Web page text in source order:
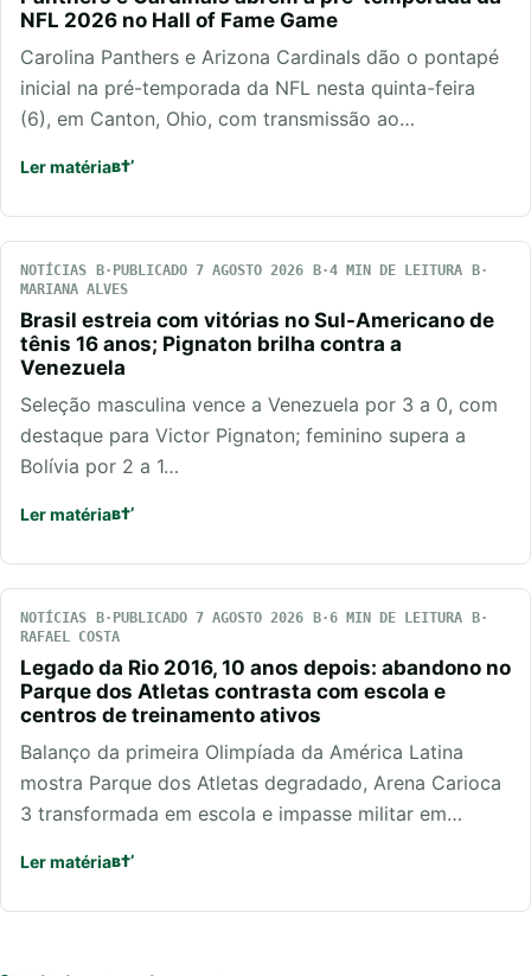
NFL 2026 no Hall of Fame Game
Carolina Panthers e Arizona Cardinals dão o pontapé
inicial na pré-temporada da NFL nesta quinta-feira
(6), em Canton, Ohio, com transmissão ao…
Ler matéria
NOTÍCIAS PUBLICADO 7 AGOSTO 2026
4 MIN DE LEITURA
MARIANA ALVES
Brasil estreia com vitórias no Sul-Americano de
tênis 16 anos; Pignaton brilha contra a
Venezuela
Seleção masculina vence a Venezuela por 3 a 0, com
destaque para Victor Pignaton; feminino supera a
Bolívia por 2 a 1…
Ler matéria
NOTÍCIAS PUBLICADO 7 AGOSTO 2026
6 MIN DE LEITURA
RAFAEL COSTA
Legado da Rio 2016, 10 anos depois: abandono no
Parque dos Atletas contrasta com escola e
centros de treinamento ativos
Balanço da primeira Olimpíada da América Latina
mostra Parque dos Atletas degradado, Arena Carioca
3 transformada em escola e impasse militar em…
Ler matéria